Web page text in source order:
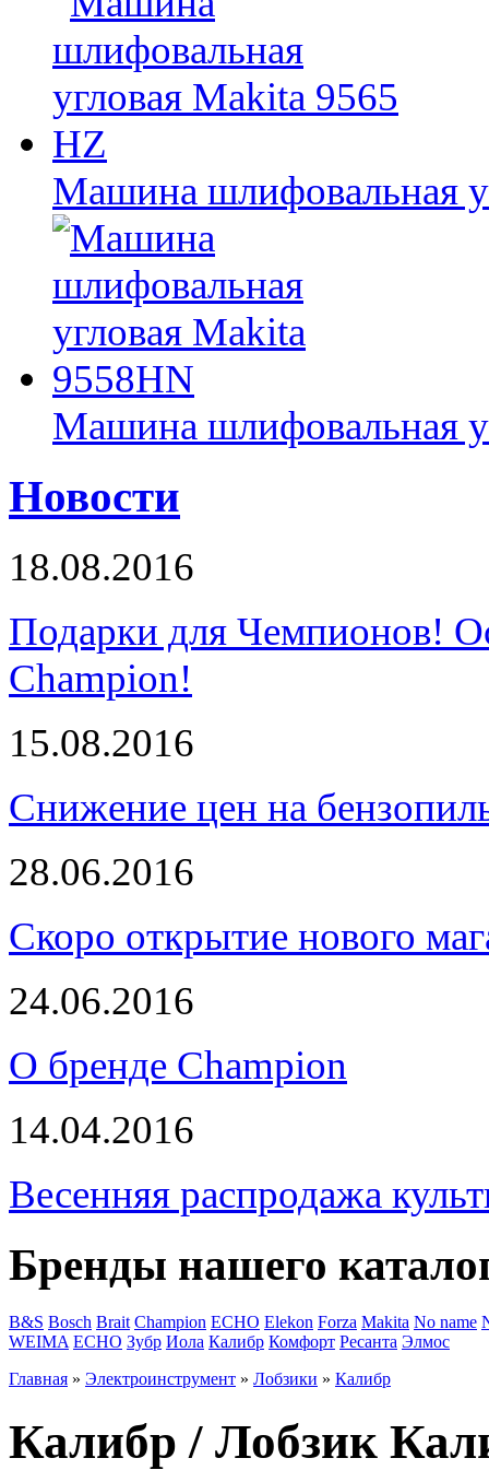
Машина шлифовальная
Машина шлифовальная
Новости
18.08.2016
Подарки для Чемпионов!
Champion!
15.08.2016
Снижение цен на
28.06.2016
Скоро открытие нового
24.06.2016
О бренде Champion
14.04.2016
Весенняя распродажа
Бренды нашего
B&S Bosch Brait Champion ECHO Elekon Forza Makita No name
WEIMA ЕСНО Зубр Иола Калибр Комфорт Ресанта Элмос
Главная » Электроинструмент » Лобзики » Калибр
Калибр / Лобзик